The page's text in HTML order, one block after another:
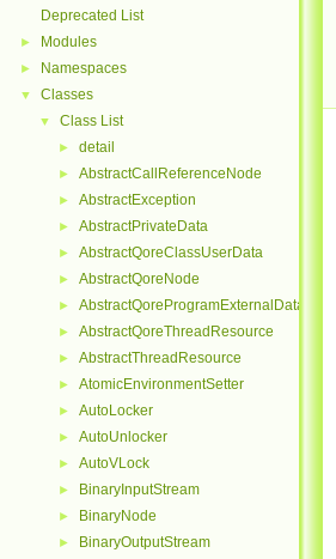
Deprecated List
► Modules
► Namespaces
▼ Classes
▼ Class List
► detail
► AbstractCallReferenceNode
► AbstractException
► AbstractPrivateData
► AbstractQoreClassUserData
► AbstractQoreNode
► AbstractQoreProgramExternalData
► AbstractQoreThreadResource
► AbstractThreadResource
► AtomicEnvironmentSetter
► AutoLocker
► AutoUnlocker
► AutoVLock
► BinaryInputStream
► BinaryNode
►
BinaryOutputStream